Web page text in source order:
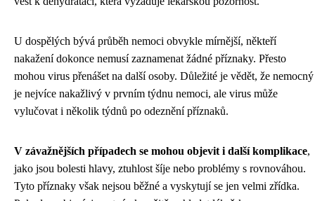
U dospělých bývá průběh nemoci obvykle mírnější, někteří
nakažení dokonce nemusí zaznamenat žádné příznaky. Přesto
mohou virus přenášet na další osoby. Důležité je vědět, že nemocný
je nejvíce nakažlivý v prvním týdnu nemoci, ale virus může
vylučovat i několik týdnů po odeznění příznaků.
V závažnějších případech se mohou objevit i další komplikace,
jako jsou bolesti hlavy, ztuhlost šíje nebo problémy s rovnováhou.
Tyto příznaky však nejsou běžné a vyskytují se jen velmi zřídka.